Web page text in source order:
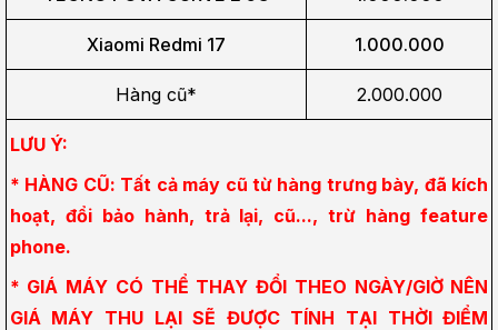
Xiaomi Redmi 17 1.000.000
Hàng cũ* 2.000.000
LƯU Ý:
* HÀNG CŨ: Tất cả máy cũ từ hàng trưng bày, đã kích
hoạt, đổi bảo hành, trả lại, cũ..., trừ hàng feature
phone.
* GIÁ MÁY CÓ THỂ THAY ĐỔI THEO NGÀY/GIỜ NÊN
GIÁ MÁY THU LẠI SẼ ĐƯỢC TÍNH TẠI THỜI ĐIỂM